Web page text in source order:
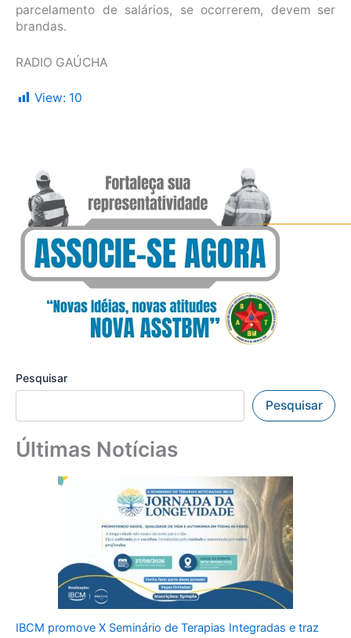
parcelamento de salários, se ocorrerem, devem ser
brandas.
RADIO GAÚCHA
View: 10
Pesquisar
Pesquisar
Últimas Notícias
IBCM promove X Seminário de Terapias Integradas e traz